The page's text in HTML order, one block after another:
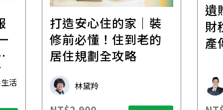
活
打造安心住的家｜裝
修前必懂！住到老的
居住規劃全攻略
林黛羚
遺
財
產